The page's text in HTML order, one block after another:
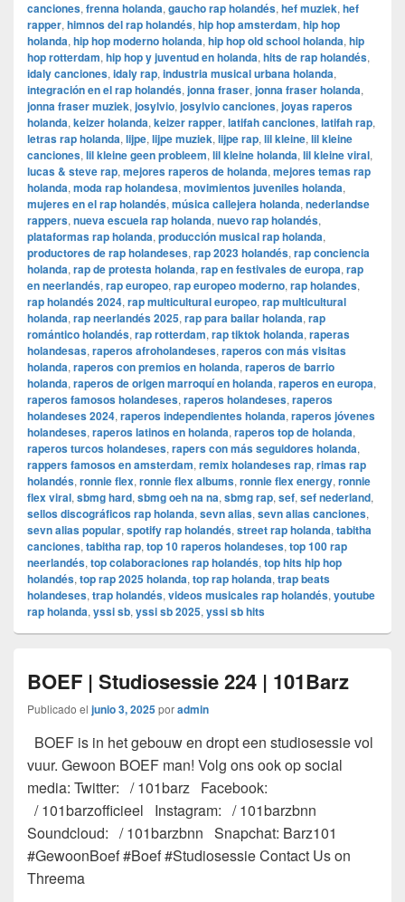
canciones, frenna holanda, gaucho rap holandés, hef muziek, hef
rapper, himnos del rap holandés, hip hop amsterdam, hip hop
holanda, hip hop moderno holanda, hip hop old school holanda, hip
hop rotterdam, hip hop y juventud en holanda, hits de rap holandés,
idaly canciones, idaly rap, industria musical urbana holanda,
integración en el rap holandés, jonna fraser, jonna fraser holanda,
jonna fraser muziek, josylvio, josylvio canciones, joyas raperos
holanda, keizer holanda, keizer rapper, latifah canciones, latifah rap,
letras rap holanda, lijpe, lijpe muziek, lijpe rap, lil kleine, lil kleine
canciones, lil kleine geen probleem, lil kleine holanda, lil kleine viral,
lucas & steve rap, mejores raperos de holanda, mejores temas rap
holanda, moda rap holandesa, movimientos juveniles holanda,
mujeres en el rap holandés, música callejera holanda, nederlandse
rappers, nueva escuela rap holanda, nuevo rap holandés,
plataformas rap holanda, producción musical rap holanda,
productores de rap holandeses, rap 2023 holandés, rap conciencia
holanda, rap de protesta holanda, rap en festivales de europa, rap
en neerlandés, rap europeo, rap europeo moderno, rap holandes,
rap holandés 2024, rap multicultural europeo, rap multicultural
holanda, rap neerlandés 2025, rap para bailar holanda, rap
romántico holandés, rap rotterdam, rap tiktok holanda, raperas
holandesas, raperos afroholandeses, raperos con más visitas
holanda, raperos con premios en holanda, raperos de barrio
holanda, raperos de origen marroquí en holanda, raperos en europa,
raperos famosos holandeses, raperos holandeses, raperos
holandeses 2024, raperos independientes holanda, raperos jóvenes
holandeses, raperos latinos en holanda, raperos top de holanda,
raperos turcos holandeses, rapers con más seguidores holanda,
rappers famosos en amsterdam, remix holandeses rap, rimas rap
holandés, ronnie flex, ronnie flex albums, ronnie flex energy, ronnie
flex viral, sbmg hard, sbmg oeh na na, sbmg rap, sef, sef nederland,
sellos discográficos rap holanda, sevn alias, sevn alias canciones,
sevn alias popular, spotify rap holandés, street rap holanda, tabitha
canciones, tabitha rap, top 10 raperos holandeses, top 100 rap
neerlandés, top colaboraciones rap holandés, top hits hip hop
holandés, top rap 2025 holanda, top rap holanda, trap beats
holandeses, trap holandés, videos musicales rap holandés, youtube
rap holanda, yssi sb, yssi sb 2025, yssi sb hits
BOEF | Studiosessie 224 | 101Barz
Publicado el junio 3, 2025poradmin
BOEF is in het gebouw en dropt een studiosessie vol
vuur. Gewoon BOEF man! Volg ons ook op social
media: Twitter: / 101barz Facebook:
/ 101barzofficieel Instagram: / 101barzbnn
Soundcloud: / 101barzbnn Snapchat: Barz101
#GewoonBoef #Boef #Studiosessie Contact Us on
Threema